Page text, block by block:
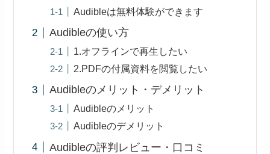
Audibleは無料体験ができます
Audibleの使い方
1.オフラインで再生したい
2.PDFの付属資料を閲覧したい
Audibleのメリット・デメリット
Audibleのメリット
Audibleのデメリット
Audibleの評判レビュー・口コミ